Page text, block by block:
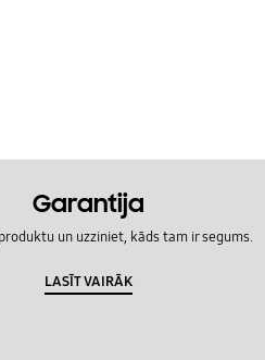
Garantija
un uzziniet, kāds tam ir segums.
LASĪT VAIRĀK